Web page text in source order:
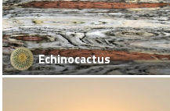
Echinocactus